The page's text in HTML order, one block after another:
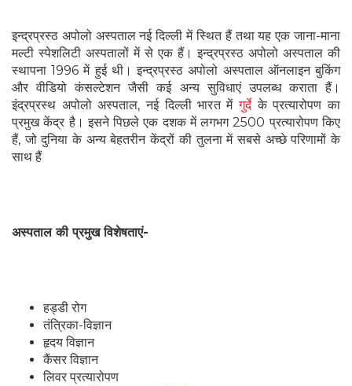
इन्द्रप्रस्ठ अपोलो अस्पताल नई दिल्ली में स्थित हैं तथा यह एक जाना-माना
मल्टी स्पेशलिटी अस्पतालों में से एक हैं। इन्द्रप्रस्ठ अपोलो अस्पताल की
स्थापना 1996 में हुई थी। इन्द्रप्रस्ठ अपोलो अस्पताल ऑनलाइन बुकिंग
और वीडियो कंसल्टेशन जैसी कई अन्य सुविधाएं उपलब्ध कराता हैं।
इंद्रप्रस्थ अपोलो अस्पताल, नई दिल्ली भारत मेंगुर्देके प्रत्यारोपण का
प्रमुख केंद्र है। इसने पिछले एक दशक में लगभग 2500 प्रत्यारोपण किए
हैं, जो दुनिया के अन्य बेहतरीन केंद्रों की तुलना में सबसे अच्छे परिणामों के
साथ हैं
अस्पताल की प्रमुख विशेषताएं-
हड्डी रोग
तंत्रिका-विज्ञान
हृदय विज्ञान
कैंसर विज्ञान
लिवर प्रत्यारोपण